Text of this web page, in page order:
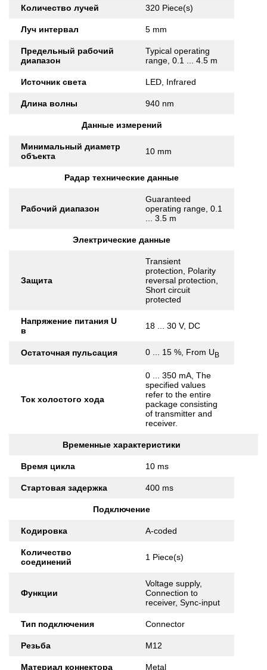
Количество лучей 320 Piece(s)
Луч интервал 5 mm
Предельный рабочий
диапазон
Typical operating
range, 0.1 ... 4.5 m
Источник света LED, Infrared
Длина волны 940 nm
Данные измерений
Минимальный диаметр
объекта
10 mm
Радар технические данные
Рабочий диапазон
Guaranteed
operating range, 0.1
... 3.5 m
Электрические данные
Защита
Transient
protection, Polarity
reversal protection,
Short circuit
protected
Напряжение питания U
в
18 ... 30 V, DC
Остаточная пульсация 0 ... 15 %, From UB
Ток холостого хода
0 ... 350 mA, The
specified values
refer to the entire
package consisting
of transmitter and
receiver.
Временные характеристики
Время цикла 10 ms
Стартовая задержка 400 ms
Подключение
Кодировка A-coded
Количество
соединений
1 Piece(s)
Функции
Voltage supply,
Connection to
receiver, Sync-input
Тип подключения Connector
Резьба M12
Материал коннектора Metal